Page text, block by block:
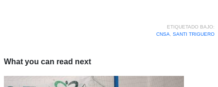
ETIQUETADO BAJO:
CNSA
SANTI TRIGUERO
What you can read next